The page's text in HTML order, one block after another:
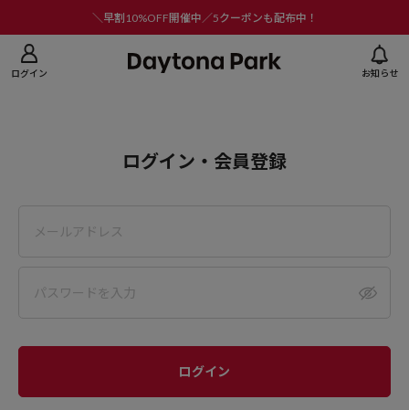
＼早割10%OFF開催中／5クーポンも配布中！
ログイン お知らせ
ログイン・会員登録